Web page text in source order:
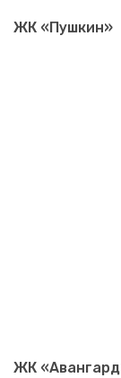
ЖК «Пушкин»
ЖК